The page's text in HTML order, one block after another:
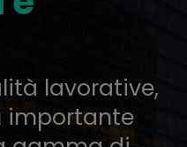
lavorative,
importante